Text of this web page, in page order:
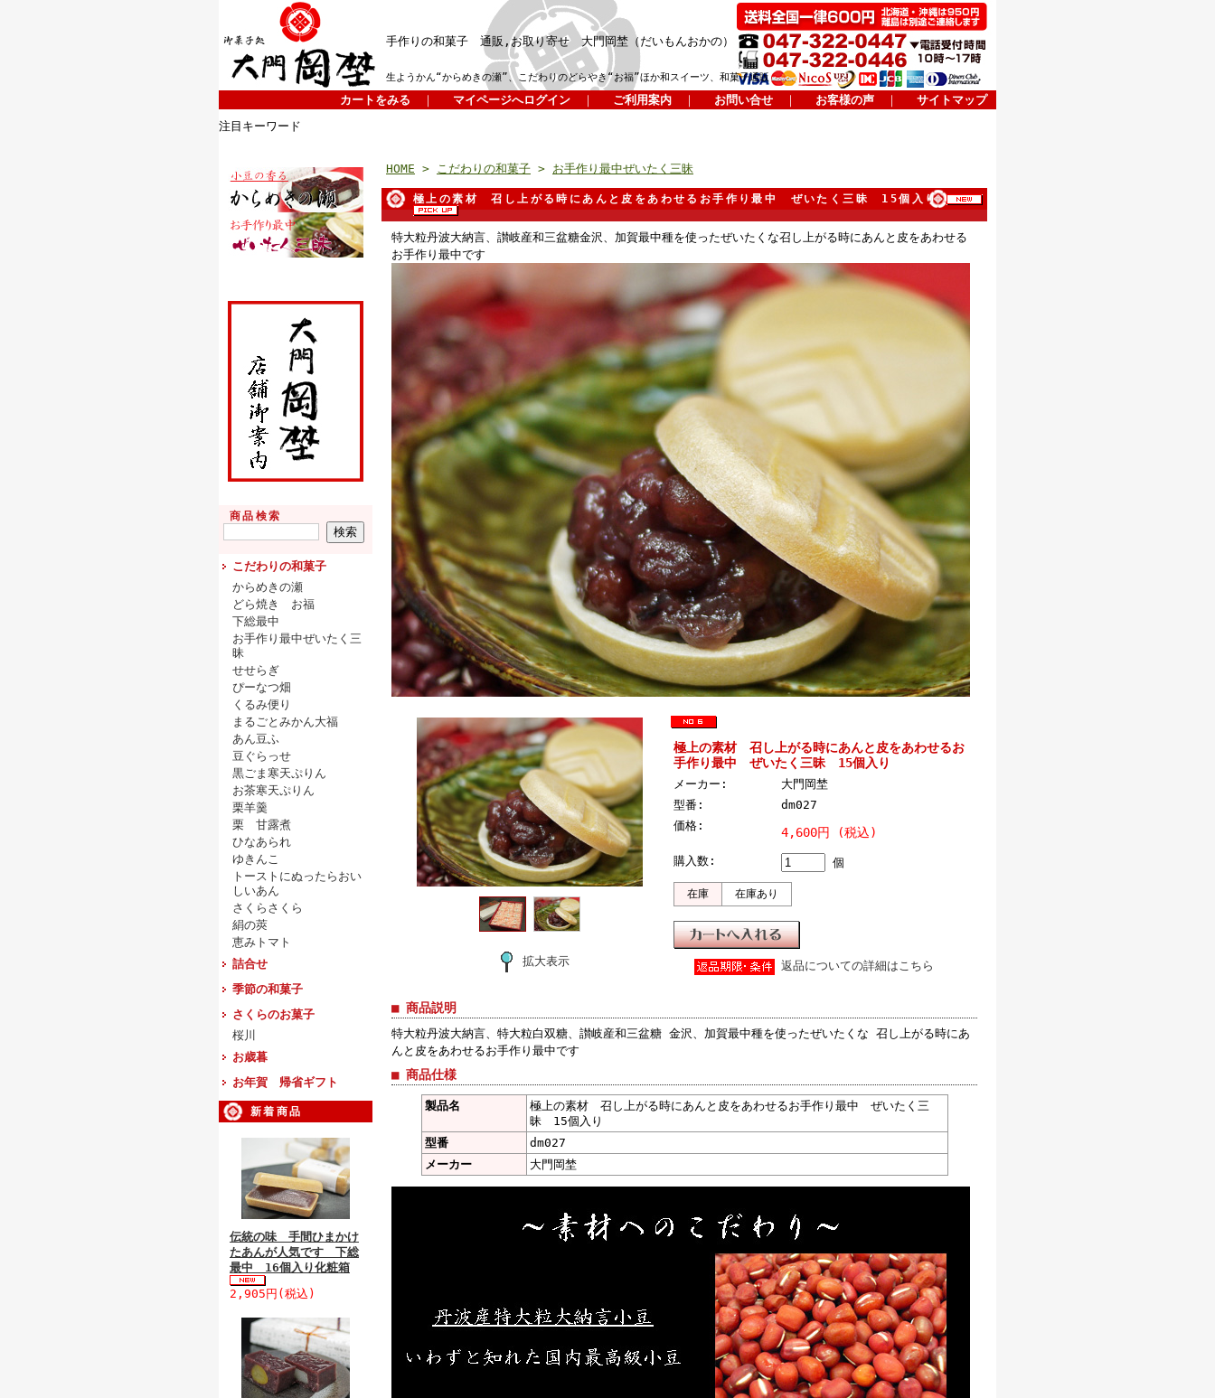
手作りの和菓子 通販,お取り寄せ 大門岡埜（だいもんおかの）
生ようかん“からめきの瀬”、こだわりのどらやき“お福”ほか和スイーツ、和菓子通販
カートをみる ｜ マイページへログイン ｜ ご利用案内 ｜ お問い合せ ｜ お客様の声 ｜
サイトマップ
注目キーワード
商品検索
こだわりの和菓子
からめきの瀬
どら焼き お福
下総最中
お手作り最中ぜいたく三
昧
せせらぎ
ぴーなつ畑
くるみ便り
まるごとみかん大福
あん豆ふ
豆ぐらっせ
黒ごま寒天ぷりん
お茶寒天ぷりん
栗羊羹
栗 甘露煮
ひなあられ
ゆきんこ
トーストにぬったらおい
しいあん
さくらさくら
絹の莢
恵みトマト
詰合せ
季節の和菓子
さくらのお菓子
桜川
お歳暮
お年賀 帰省ギフト
新着商品
伝統の味 手間ひまかけ
たあんが人気です 下総
最中 16個入り化粧箱
2,905円(税込)
HOME > こだわりの和菓子 > お手作り最中ぜいたく三昧
極上の素材 召し上がる時にあんと皮をあわせるお手作り最中 ぜいたく三昧 15個入り
特大粒丹波大納言、讃岐産和三盆糖金沢、加賀最中種を使ったぜいたくな召し上がる時にあんと皮をあわせる
お手作り最中です
拡大表示
極上の素材 召し上がる時にあんと皮をあわせるお
手作り最中 ぜいたく三昧 15個入り
メーカー:
大門岡埜
型番:
dm027
価格:
4,600円 (税込)
購入数: 個
在庫 在庫あり
返品についての詳細はこちら
■ 商品説明
特大粒丹波大納言、特大粒白双糖、讃岐産和三盆糖 金沢、加賀最中種を使ったぜいたくな 召し上がる時にあ
んと皮をあわせるお手作り最中です
■ 商品仕様
製品名
極上の素材 召し上がる時にあんと皮をあわせるお手作り最中 ぜいたく三
昧 15個入り
型番
dm027
メーカー
大門岡埜